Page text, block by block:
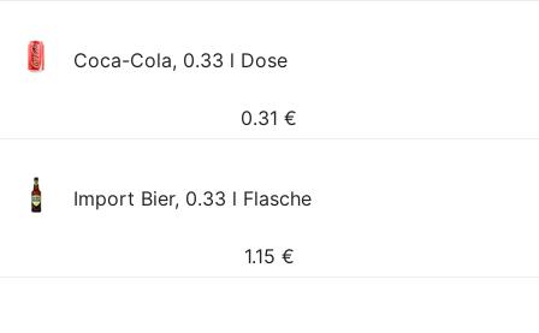
Coca-Cola, 0.33 l Dose
0.31 €
Import Bier, 0.33 l Flasche
1.15 €